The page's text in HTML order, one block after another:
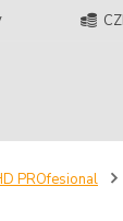
PROfesional